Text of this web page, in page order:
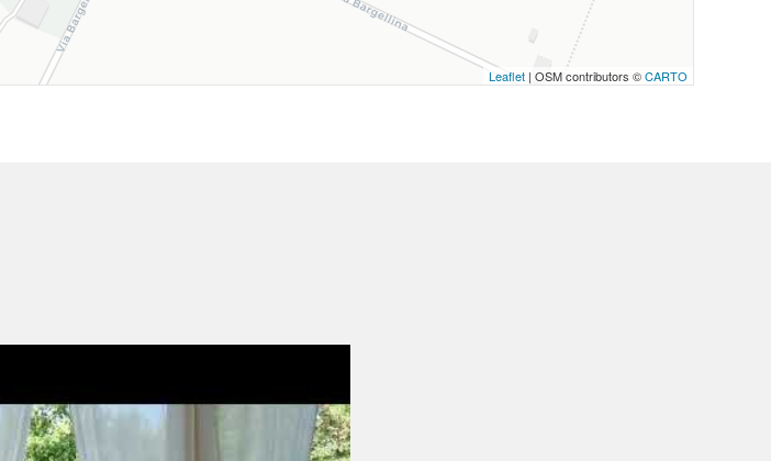
Leaflet | OSM contributors ©CARTO